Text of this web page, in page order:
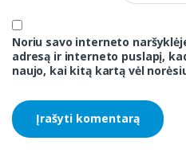
Noriu savo interneto
adresą ir interneto puslapį,
naujo, kai kitą kartą vėl